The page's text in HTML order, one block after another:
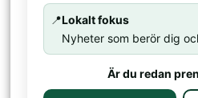
📍Lokalt fokus
Nyheter som berör dig
Är du redan